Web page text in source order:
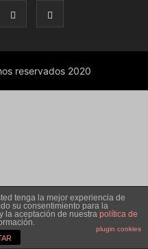
reservados 2020
tenga la mejor experiencia de
su consentimiento para la
la aceptación de nuestra política de
plugin cookies